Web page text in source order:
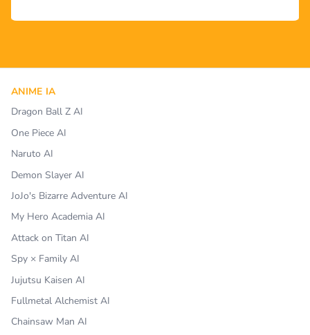
ANIME IA
Dragon Ball Z AI
One Piece AI
Naruto AI
Demon Slayer AI
JoJo's Bizarre Adventure AI
My Hero Academia AI
Attack on Titan AI
Spy × Family AI
Jujutsu Kaisen AI
Fullmetal Alchemist AI
Chainsaw Man AI